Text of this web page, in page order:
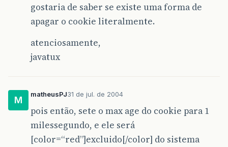
gostaria de saber se existe uma forma de
apagar o cookie literalmente.
atenciosamente,
javatux
M
matheusPJ31 de jul. de 2004
pois então, sete o max age do cookie para 1
milessegundo, e ele será
[color=“red”]excluido[/color] do sistema